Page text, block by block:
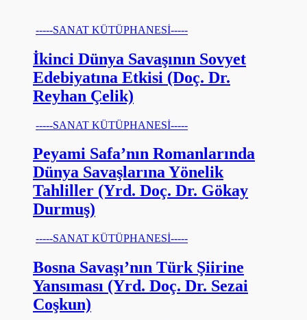
-----SANAT KÜTÜPHANESİ-----
İkinci Dünya Savaşının Sovyet
Edebiyatına Etkisi (Doç. Dr.
Reyhan Çelik)
-----SANAT KÜTÜPHANESİ-----
Peyami Safa’nın Romanlarında
Dünya Savaşlarına Yönelik
Tahliller (Yrd. Doç. Dr. Gökay
Durmuş)
-----SANAT KÜTÜPHANESİ-----
Bosna Savaşı’nın Türk Şiirine
Yansıması (Yrd. Doç. Dr. Sezai
Coşkun)